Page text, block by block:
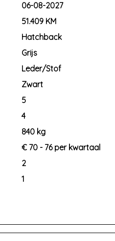
06-08-2027
51.409 KM
Hatchback
Grijs
Leder/Stof
Zwart
5
4
840 kg
€ 70 - 76 per kwartaal
2
1